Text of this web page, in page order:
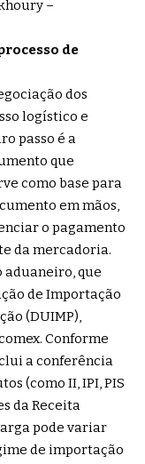
–
de
dos
logístico e
passo é a
que
como base para
em mãos,
o pagamento
da mercadoria.
aduaneiro, que
de Importação
(DUIMP),
Conforme
a conferência
(como II, IPI, PIS
da Receita
pode variar
de importação